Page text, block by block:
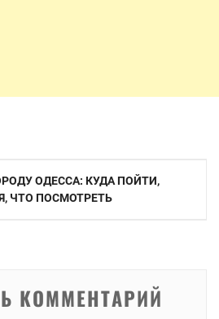
ОДЕССА: КУДА ПОЙТИ,
ЧТО ПОСМОТРЕТЬ
КОММЕНТАРИЙ